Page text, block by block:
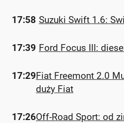
17:58 Suzuki Swift 1.6:
17:39 Ford Focus III:
17:29Fiat Freemont 2.0
duży Fiat
17:26Off-Road Sport: od